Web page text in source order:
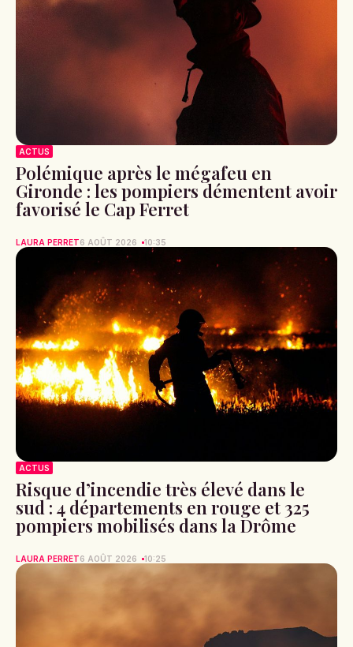
ACTUS
Polémique après le mégafeu en
Gironde : les pompiers démentent avoir
favorisé le Cap Ferret
LAURA PERRET6 AOÛT 2026 10:35
ACTUS
Risque d’incendie très élevé dans le
sud : 4 départements en rouge et 325
pompiers mobilisés dans la Drôme
LAURA PERRET6 AOÛT 2026 10:25